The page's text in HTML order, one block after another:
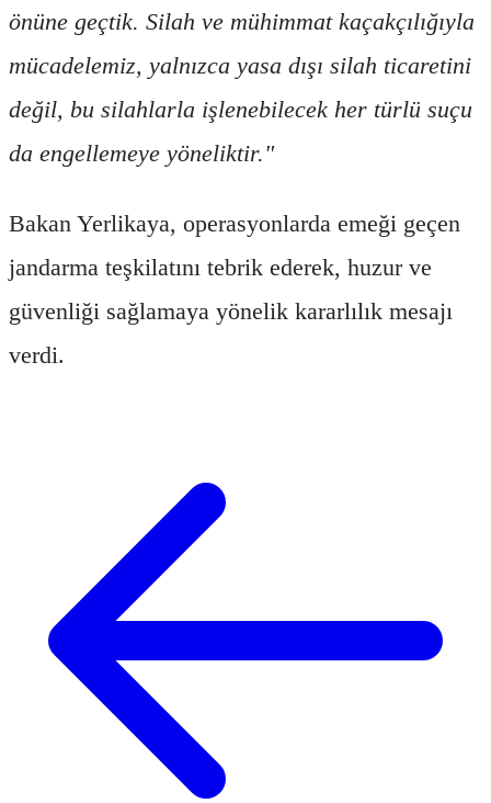
önüne geçtik. Silah ve mühimmat kaçakçılığıyla
mücadelemiz, yalnızca yasa dışı silah ticaretini
değil, bu silahlarla işlenebilecek her türlü suçu
da engellemeye yöneliktir."
Bakan Yerlikaya, operasyonlarda emeği geçen
jandarma teşkilatını tebrik ederek, huzur ve
güvenliği sağlamaya yönelik kararlılık mesajı
verdi.